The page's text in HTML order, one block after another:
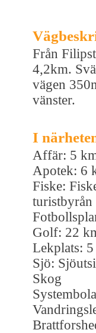
Från
4,2km.
vägen
vänster.
I
Affär: 5
Apotek: 6
Fiske:
turistbyrån
Golf: 22
Lekplats:
Sjö:
Skog